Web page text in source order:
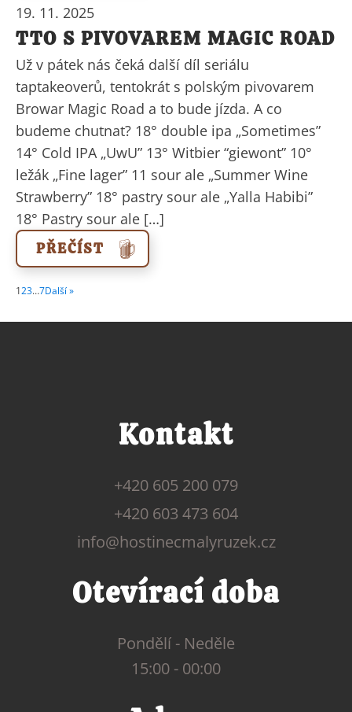
19. 11. 2025
TTO S PIVOVAREM MAGIC ROAD
Už v pátek nás čeká další díl seriálu
taptakeoverů, tentokrát s polským pivovarem
Browar Magic Road a to bude jízda. A co
budeme chutnat? 18° double ipa „Sometimes”
14° Cold IPA „UwU” 13° Witbier “giewont” 10°
ležák „Fine lager” 11 sour ale „Summer Wine
Strawberry” 18° pastry sour ale „Yalla Habibi”
18° Pastry sour ale […]
PŘEČÍST
123…7Další »
Kontakt
+420 605 200 079
+420 603 473 604
info@hostinecmalyruzek.cz
Otevírací doba
Pondělí - Neděle
15:00 - 00:00